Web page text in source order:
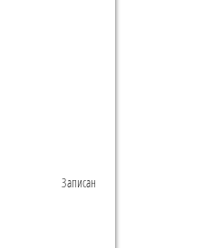
Записан